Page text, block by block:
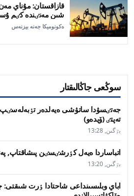
قازاقستان: مۇناي
شىن مەنٸندە كٸم
ەكونوميكا جەنە بيزنەس
سوڭعى جاڭالىقتار
جەتٸسۋدا ساتۋشى ەيەلدەر
تەپتٸ (ۆيدەو)
بٷگىن, 13:28
اتباساردا ەيەل كٶرشٸسٸن پىشاقتاپ,
بٷگىن, 13:20
اباي وبلىسىنداعى شاحتادا ٶرت شىقتى: